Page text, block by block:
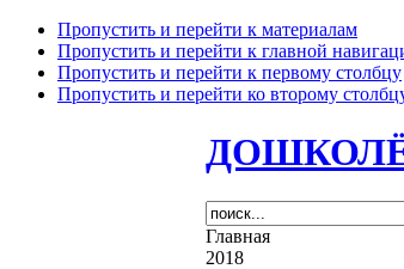
Пропустить и перейти к материалам
Пропустить и перейти к главной
Пропустить и перейти к первому столбцу
Пропустить и перейти ко второму
Главная
2018